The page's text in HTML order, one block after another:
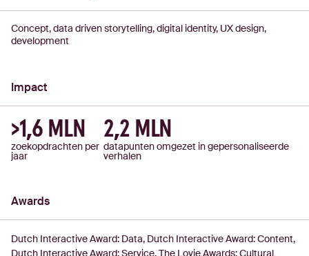
Concept, data driven storytelling, digital identity, UX design,
development
Impact
>1,6 MLN
zoekopdrachten per
jaar
2,2 MLN
datapunten omgezet in gepersonaliseerde
verhalen
Awards
Dutch Interactive Award: Data Dutch Interactive Award: Content
Dutch Interactive Award: Service The Lovie Awards: Cultural